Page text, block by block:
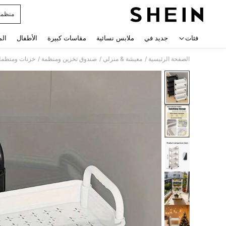
فئات جديد في ملابس نسائية مقاسات كبيرة الأطفال
الصفحة الرئيسية / معيشة & منزلي / صندوق تخزين ومنظمة / خزنات